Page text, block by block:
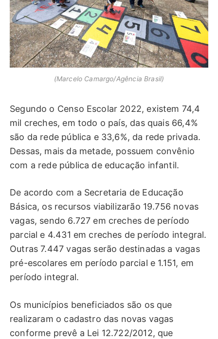
(Marcelo Camargo/Agência Brasil)
Segundo o Censo Escolar 2022, existem 74,4
mil creches, em todo o país, das quais 66,4%
são da rede pública e 33,6%, da rede privada.
Dessas, mais da metade, possuem convênio
com a rede pública de educação infantil.
De acordo com a Secretaria de Educação
Básica, os recursos viabilizarão 19.756 novas
vagas, sendo 6.727 em creches de período
parcial e 4.431 em creches de período integral.
Outras 7.447 vagas serão destinadas a vagas
pré-escolares em período parcial e 1.151, em
período integral.
Os municípios beneficiados são os que
realizaram o cadastro das novas vagas
conforme prevê a Lei 12.722/2012, que